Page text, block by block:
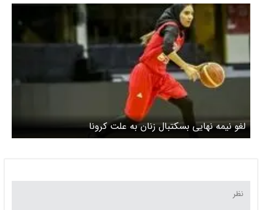
لغو نیمه نهایی بسکتبال زنان به علت کرونا